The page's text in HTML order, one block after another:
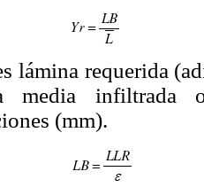
lámina requerida
media infiltrada
(mm).